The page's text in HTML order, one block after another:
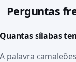
Perguntas
Quantas sílabas
A palavra